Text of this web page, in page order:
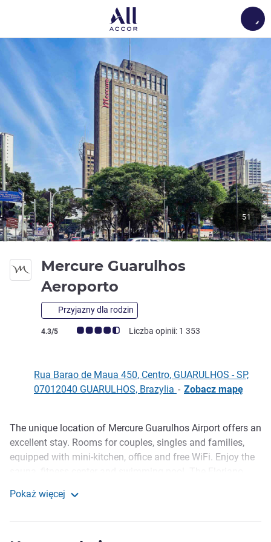
Mercure Guarulhos
Aeroporto
Przyjazny dla rodzin
Ocena klientów (Ocena ALL)
4.3/5 Liczba opinii: 1 353
51
Rua Barao de Maua 450, Centro, GUARULHOS - SP,
07012040 GUARULHOS, Brazylia - Zobacz mapę
Opis
The unique location of Mercure Guarulhos Airport offers an
excellent stay. Rooms for couples, singles and families,
equipped with mini-kitchen, office and free WiFi. Enjoy the
Event rooms and parking available, plus airport transfer
Mercure Guarulhos is perfect for your stay, for business or
Pokaż więcej